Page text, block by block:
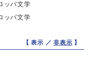
ッパ文学
ッパ文学
【 表示 ／非表示 】